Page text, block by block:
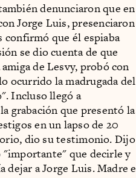
denunciaron que en
Jorge Luis, presenciaron
confirmó que él espiaba
se dio cuenta de que
de Lesvy, probó con
ocurrido la madrugada del
Incluso llegó a
grabación que presentó la
en un lapso de 20
dio su testimonio. Dijo
"importante" que decirle y
dejar a Jorge Luis. Madre e